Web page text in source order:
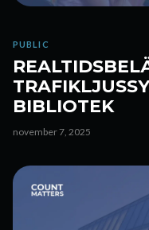
PUBLIC
BIBLIOTEK
november 7, 2025